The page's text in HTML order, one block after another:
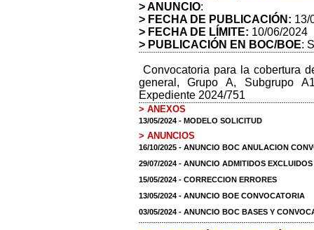
> ANUNCIO:
> FECHA DE PUBLICACIÓN: 13/
> FECHA DE LÍMITE: 10/06/2024
> PUBLICACIÓN EN BOC/BOE:
Convocatoria para la cobertura
general, Grupo A, Subgrupo
Expediente 2024/751
> ANEXOS
13/05/2024 - MODELO SOLICITUD
> ANUNCIOS
16/10/2025 - ANUNCIO BOC ANULACION
29/07/2024 - ANUNCIO ADMITIDOS
15/05/2024 - CORRECCION ERRORES
13/05/2024 - ANUNCIO BOE CONVOCATORIA
03/05/2024 - ANUNCIO BOC BASES Y